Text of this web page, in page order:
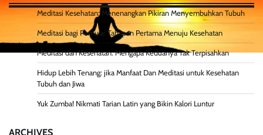
Meditasi Kesehatan: Menenangkan Pikiran Menyembuhkan Tubuh
Meditasi bagi Pemula: Tahapan Pertama Menuju Kesehatan
Meditasi dan Kesehatan: Mengapa Keduanya Tak Terpisahkan
Hidup Lebih Tenang: jika Manfaat Dan Meditasi untuk Kesehatan
Tubuh dan Jiwa
Yuk Zumba! Nikmati Tarian Latin yang Bikin Kalori Luntur
ARCHIVES